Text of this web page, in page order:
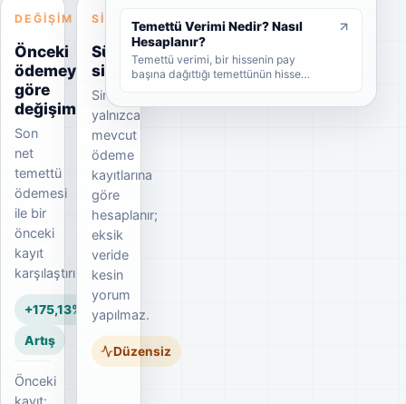
DEĞIŞIM
Önceki
ödemeye
göre
değişim
Son
net
temettü
ödemesi
ile bir
önceki
kayıt
karşılaştırılır.
+175,13%
Artış
Önceki
kayıt:
SINYAL
Süreklilik
sinyali
Sinyal
yalnızca
mevcut
ödeme
kayıtlarına
göre
hesaplanır;
eksik
veride
kesin
yorum
yapılmaz.
Düzensiz
Temettü Verimi Nedir? Nasıl
Hesaplanır?
Temettü verimi, bir hissenin pay
başına dağıttığı temettünün hisse
göstergedir. Bu rehberde temettü
veriminin nasıl hesaplandığını, yüksek
temettü veriminin ne anlama geldiğini
yorumlaması gerektiğini sade
örneklerle bulabilirsiniz.